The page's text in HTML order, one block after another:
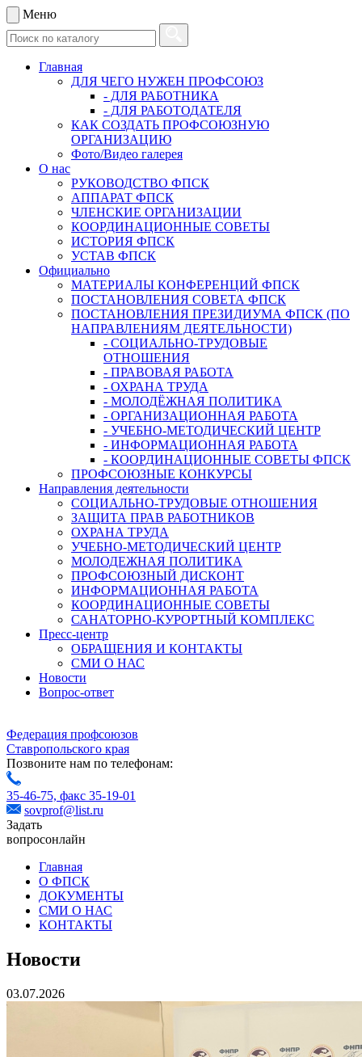
Меню
Главная
ДЛЯ ЧЕГО НУЖЕН ПРОФСОЮЗ
- ДЛЯ РАБОТНИКА
- ДЛЯ РАБОТОДАТЕЛЯ
КАК СОЗДАТЬ ПРОФСОЮЗНУЮ
ОРГАНИЗАЦИЮ
Фото/Видео галерея
О нас
РУКОВОДСТВО ФПСК
АППАРАТ ФПСК
ЧЛЕНСКИЕ ОРГАНИЗАЦИИ
КООРДИНАЦИОННЫЕ СОВЕТЫ
ИСТОРИЯ ФПСК
УСТАВ ФПСК
Официально
МАТЕРИАЛЫ КОНФЕРЕНЦИЙ ФПСК
ПОСТАНОВЛЕНИЯ СОВЕТА ФПСК
ПОСТАНОВЛЕНИЯ ПРЕЗИДИУМА ФПСК (ПО
НАПРАВЛЕНИЯМ ДЕЯТЕЛЬНОСТИ)
- СОЦИАЛЬНО-ТРУДОВЫЕ
ОТНОШЕНИЯ
- ПРАВОВАЯ РАБОТА
- ОХРАНА ТРУДА
- МОЛОДЁЖНАЯ ПОЛИТИКА
- ОРГАНИЗАЦИОННАЯ РАБОТА
- УЧЕБНО-МЕТОДИЧЕСКИЙ ЦЕНТР
- ИНФОРМАЦИОННАЯ РАБОТА
- КООРДИНАЦИОННЫЕ СОВЕТЫ ФПСК
ПРОФСОЮЗНЫЕ КОНКУРСЫ
Направления деятельности
СОЦИАЛЬНО-ТРУДОВЫЕ ОТНОШЕНИЯ
ЗАЩИТА ПРАВ РАБОТНИКОВ
ОХРАНА ТРУДА
УЧЕБНО-МЕТОДИЧЕСКИЙ ЦЕНТР
МОЛОДЕЖНАЯ ПОЛИТИКА
ПРОФСОЮЗНЫЙ ДИСКОНТ
ИНФОРМАЦИОННАЯ РАБОТА
КООРДИНАЦИОННЫЕ СОВЕТЫ
САНАТОРНО-КУРОРТНЫЙ КОМПЛЕКС
Пресс-центр
ОБРАЩЕНИЯ И КОНТАКТЫ
СМИ О НАС
Новости
Вопрос-ответ
Федерация профсоюзов
Ставропольского края
Позвоните нам по телефонам:
35-46-75, факс 35-19-01
sovprof@list.ru
Задать
вопросонлайн
Главная
О ФПСК
ДОКУМЕНТЫ
СМИ О НАС
КОНТАКТЫ
Новости
03.07.2026